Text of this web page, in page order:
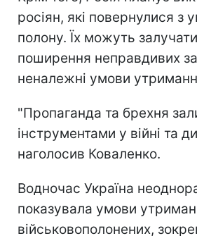
росіян, які повернулися з
полону. Їх можуть
поширення неправдивих
неналежні умови
"Пропаганда та брехня
інструментами у війні та
наголосив Коваленко.
Водночас Україна
показувала умови
військовополонених,